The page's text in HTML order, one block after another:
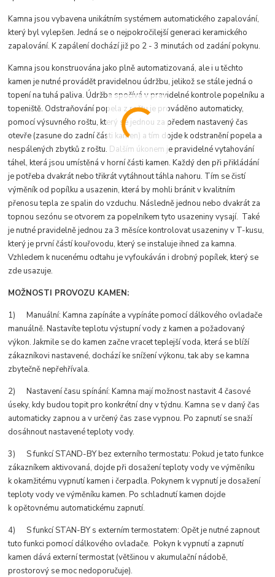
Kamna jsou vybavena unikátním systémem automatického zapalování,
který byl vylepšen. Jedná se o nejpokročilejší generaci keramického
zapalování. K zapálení dochází již po 2 - 3 minutách od zadání pokynu.
Kamna jsou konstruována jako plně automatizovaná, ale i u těchto
kamen je nutné provádět pravidelnou údržbu, jelikož se stále jedná o
topení na tuhá paliva. Údržba spočívá v pravidelné kontrole popelníku a
topeniště. Odstraňování popela z roštu je prováděno automaticky,
pomocí výsuvného roštu, který se jednou za předem nastavený čas
otevře (zasune do zadní části kamen) a tím dojde k odstranění popela a
nespálených zbytků z roštu. Dalším úkonem je pravidelné vytahování
táhel, která jsou umístěná v horní části kamen. Každý den při přikládání
je potřeba dvakrát nebo třikrát vytáhnout táhla nahoru. Tím se čistí
výměník od popílku a usazenin, která by mohli bránit v kvalitním
přenosu tepla ze spalin do vzduchu. Následně jednou nebo dvakrát za
topnou sezónu se otvorem za popelníkem tyto usazeniny vysají. Také
je nutné pravidelně jednou za 3 měsíce kontrolovat usazeniny v T-kusu,
který je první částí kouřovodu, který se instaluje ihned za kamna.
Vzhledem k nucenému odtahu je vyfoukáván i drobný popílek, který se
zde usazuje.
MOŽNOSTI PROVOZU KAMEN:
1) Manuální: Kamna zapínáte a vypínáte pomocí dálkového ovladače
manuálně. Nastavíte teplotu výstupní vody z kamen a požadovaný
výkon. Jakmile se do kamen začne vracet teplejší voda, která se blíží
zákazníkovi nastavené, dochází ke snížení výkonu, tak aby se kamna
zbytečně nepřehřívala.
2) Nastavení času spínání: Kamna mají možnost nastavit 4 časové
úseky, kdy budou topit pro konkrétní dny v týdnu. Kamna se v daný čas
automaticky zapnou a v určený čas zase vypnou. Po zapnutí se snaží
dosáhnout nastavené teploty vody.
3) S funkcí STAND-BY bez externího termostatu: Pokud je tato funkce
zákazníkem aktivovaná, dojde při dosažení teploty vody ve výměníku
k okamžitému vypnutí kamen i čerpadla. Pokynem k vypnutí je dosažení
teploty vody ve výměníku kamen. Po schladnutí kamen dojde
k opětovnému automatickému zapnutí.
4) S funkcí STAN-BY s externím termostatem: Opět je nutné zapnout
tuto funkci pomocí dálkového ovladače. Pokyn k vypnutí a zapnutí
kamen dává externí termostat (většinou v akumulační nádobě,
prostorový se moc nedoporučuje).